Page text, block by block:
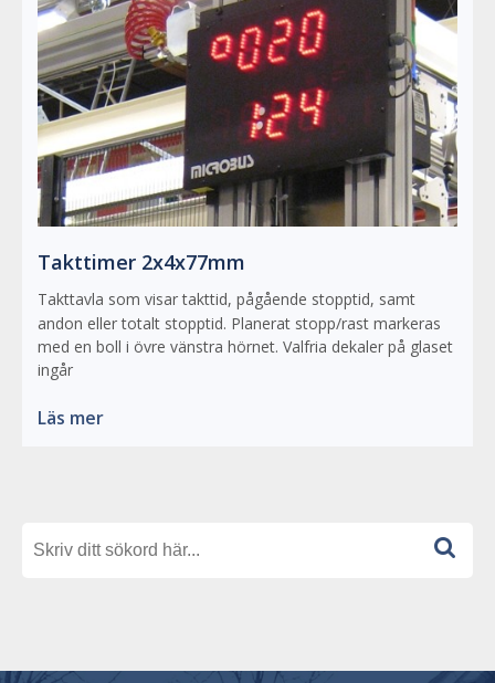
Takttimer 2x4x77mm
Takttavla som visar takttid, pågående stopptid, samt
andon eller totalt stopptid. Planerat stopp/rast markeras
med en boll i övre vänstra hörnet. Valfria dekaler på glaset
ingår
Läs mer